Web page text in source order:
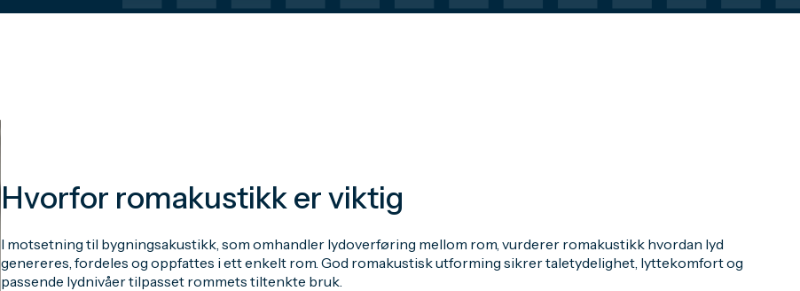
Hvorfor romakustikk er viktig
I motsetning til bygningsakustikk, som omhandler lydoverføring mellom rom, vurderer romakustikk hvordan lyd
genereres, fordeles og oppfattes i ett enkelt rom. God romakustisk utforming sikrer taletydelighet, lyttekomfort og
passende lydnivåer tilpasset rommets tiltenkte bruk.